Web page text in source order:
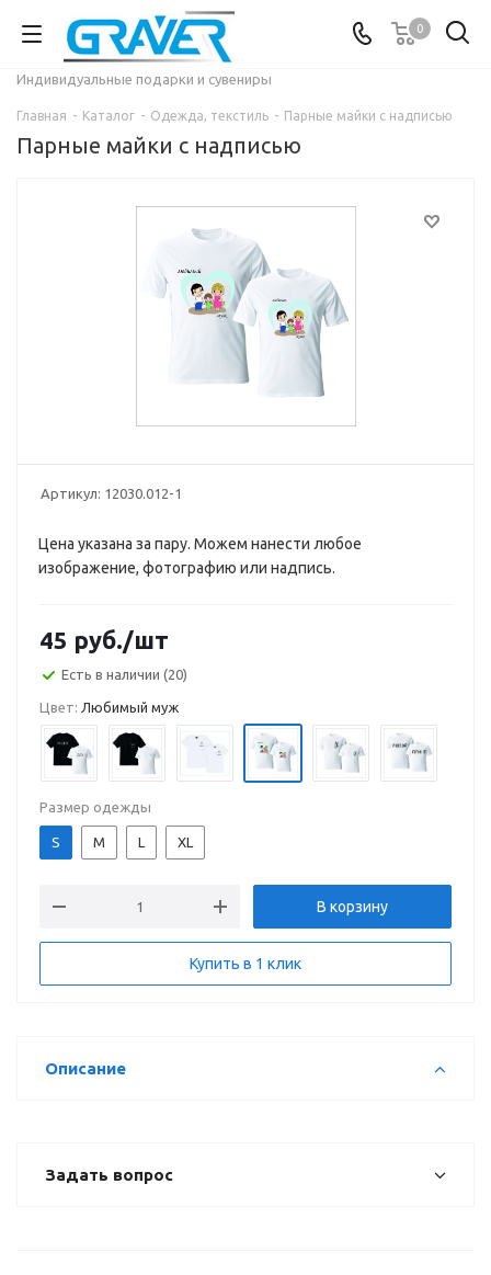
0
Индивидуальные подарки и сувениры
Главная - Каталог - Одежда, текстиль - Парные майки с надписью
Парные майки с надписью
Артикул: 12030.012-1
Цена указана за пару. Можем нанести любое
изображение, фотографию или надпись.
45 руб./шт
Есть в наличии (20)
Цвет: Любимый муж
Размер одежды
S M L XL
В корзину
Купить в 1 клик
Описание
Задать вопрос